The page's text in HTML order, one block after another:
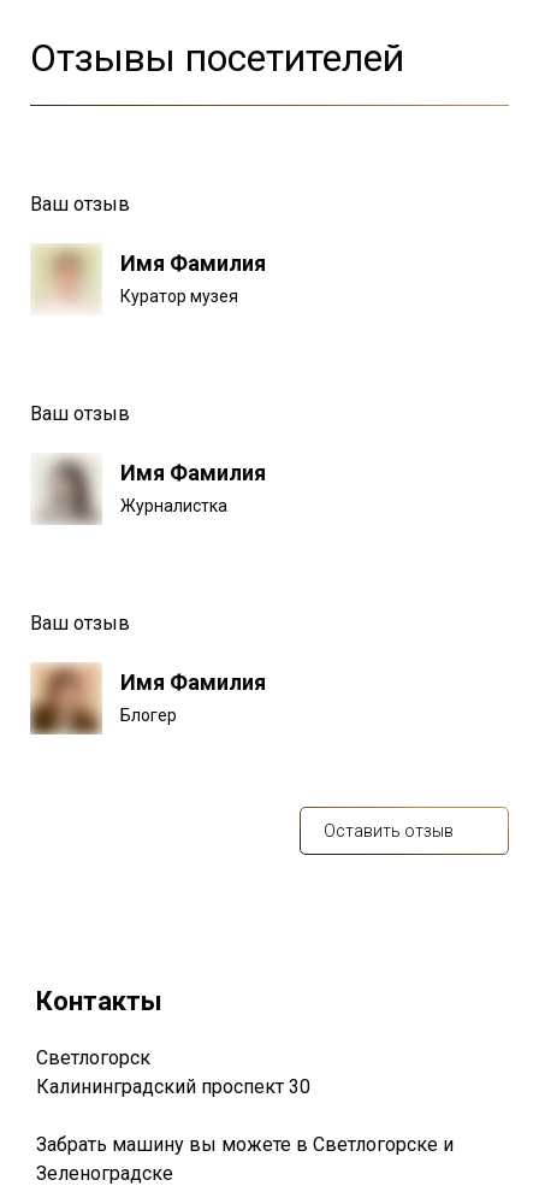
Отзывы посетителей
Ваш отзыв
Имя Фамилия
Куратор музея
Ваш отзыв
Имя Фамилия
Журналистка
Ваш отзыв
Имя Фамилия
Блогер
Оставить отзыв
Контакты
Светлогорск
Калининградский проспект 30
Забрать машину вы можете в Светлогорске и
Зеленоградске